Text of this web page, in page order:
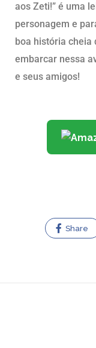
aos Zeti!” é uma
personagem e
boa história cheia
embarcar nessa
e seus amigos!
Share